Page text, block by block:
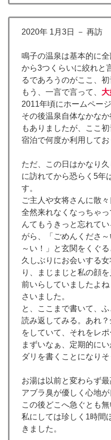
2020年 1月3日 － 再訪
鳴子の温泉は基本的に
から3つくらいに絞れと
るであろうのがここ、初
もう、一言で言って、 大
2011年頃にホームペー
その後温泉自体なかな
もありましたが、ここ
宿泊で何度か利用してお
ただ、この日はかなり
に訪れてから恐らく5年
す。
ご主人や女将さんに散
全然来れなくなっちゃ
んてもうきっと忘れて
がら、「ごめんくださ
～い！」と玄関をくぐる
久しぶりにお会いする
り、まじまじと私の顔
前いらしていましたよ
さいました。
と、ここまで書いて、
読み返してみる。あれ
をしていて、それをレ
まずいなぁ、定期的に
ダリを書くことになりそ
お湯は以前と変わらず最
アブラ臭が優しく心地が
この後どこへ急ぐとも
私にしては珍しく1時間
きました。